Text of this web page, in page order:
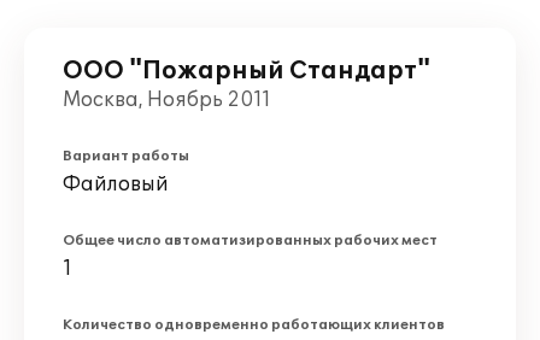
ООО "Пожарный Стандарт"
Москва, Ноябрь 2011
Вариант работы
Файловый
Общее число автоматизированных рабочих мест
1
Количество одновременно работающих клиентов